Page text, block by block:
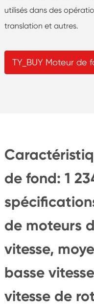
utilisés dans des
translation et autres.
TY_BUY Moteur de
de fond: 1
de moteurs
vitesse,
basse
vitesse de